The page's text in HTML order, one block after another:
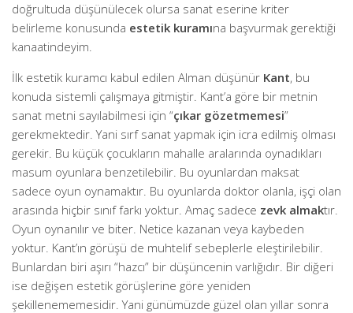
doğrultuda düşünülecek olursa sanat eserine kriter
belirleme konusunda estetik kuramına başvurmak gerektiği
kanaatindeyim.
İlk estetik kuramcı kabul edilen Alman düşünür Kant, bu
konuda sistemli çalışmaya gitmiştir. Kant’a göre bir metnin
sanat metni sayılabilmesi için “çıkar gözetmemesi”
gerekmektedir. Yani sırf sanat yapmak için icra edilmiş olması
gerekir. Bu küçük çocukların mahalle aralarında oynadıkları
masum oyunlara benzetilebilir. Bu oyunlardan maksat
sadece oyun oynamaktır. Bu oyunlarda doktor olanla, işçi olan
arasında hiçbir sınıf farkı yoktur. Amaç sadece zevk almaktır.
Oyun oynanılır ve biter. Netice kazanan veya kaybeden
yoktur. Kant’ın görüşü de muhtelif sebeplerle eleştirilebilir.
Bunlardan biri aşırı “hazcı” bir düşüncenin varlığıdır. Bir diğeri
ise değişen estetik görüşlerine göre yeniden
şekillenememesidir. Yani günümüzde güzel olan yıllar sonra